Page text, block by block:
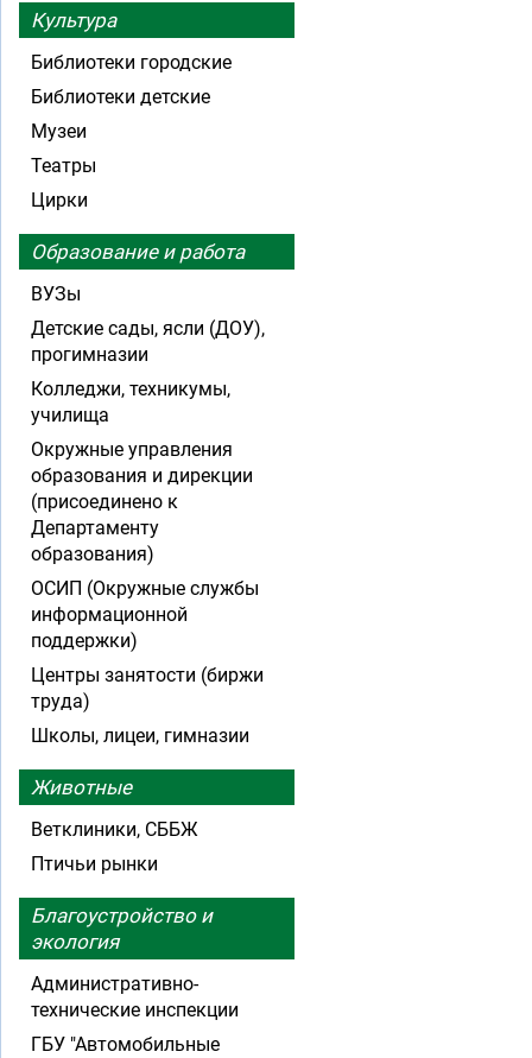
Культура
Библиотеки городские
Библиотеки детские
Музеи
Театры
Цирки
Образование и работа
ВУЗы
Детские сады, ясли (ДОУ),
прогимназии
Колледжи, техникумы,
училища
Окружные управления
образования и дирекции
(присоединено к
Департаменту
образования)
ОСИП (Окружные службы
информационной
поддержки)
Центры занятости (биржи
труда)
Школы, лицеи, гимназии
Животные
Ветклиники, СББЖ
Птичьи рынки
Благоустройство и
экология
Административно-
технические инспекции
ГБУ "Автомобильные